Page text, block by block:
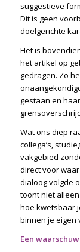
suggestieve
Dit is geen
doelgerichte
Het is
het artikel op
gedragen. Zo
gestaan en
Wat ons diep
collega’s,
vakgebied
direct voor
dialoog volgde
toont niet
hoe kwetsbaar
binnen je eigen
Een